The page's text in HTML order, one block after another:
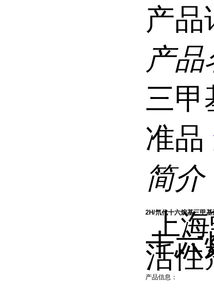
产品
产品
三甲
准品
简介
2H/氘代十六烷基三甲
上
十六
活性
产品信息：